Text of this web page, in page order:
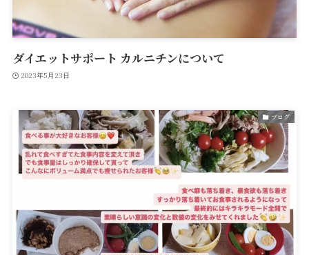
ダイエットサポート カルニチンについて
2023年5月23日
ブログ